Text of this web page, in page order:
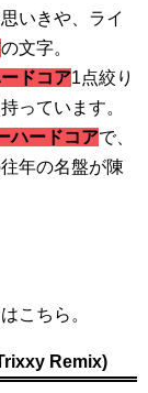
いきや、ライ
の文字。
ドコア1点絞り
っています。
ハードコアで、
年の名盤が陳
こちら。
Remix)